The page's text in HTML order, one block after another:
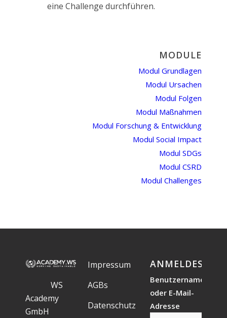
eine Challenge durchführen.
MODULE
Modul Grundlagen
Modul Ursachen
Modul Folgen
Modul Maßnahmen
Modul Forschung & Entwicklung
Modul Social Impact
Modul SDGs
Modul CSRD
Modul Challenges
WS
Academy
GmbH
Impressum
AGBs
Datenschutz
Benutzername
oder E-Mail-
Adresse